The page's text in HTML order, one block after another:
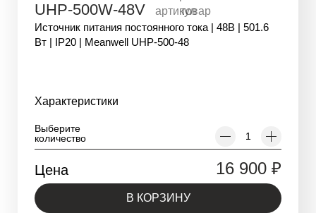
UHP-500W-48V
Источник питания постоянного тока | 48В | 501.6
Вт | IP20 | Meanwell UHP-500-48
Характеристики
Выберите
количество
Цена 16 900 ₽
В КОРЗИНУ